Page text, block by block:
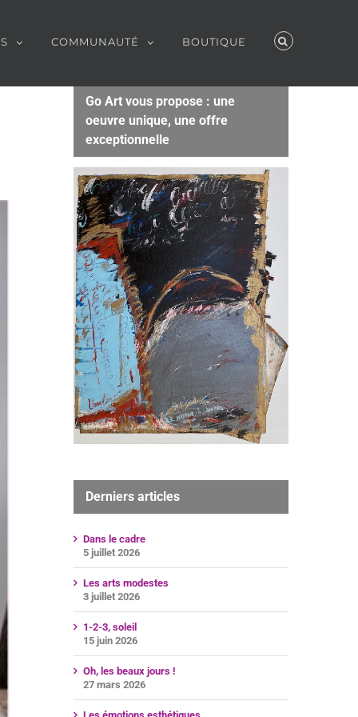
COMMUNAUTÉ BOUTIQUE
Go Art vous propose : une
oeuvre unique, une offre
exceptionnelle
Derniers articles
Dans le cadre
5 juillet 2026
Les arts modestes
3 juillet 2026
1-2-3, soleil
15 juin 2026
Oh, les beaux jours !
27 mars 2026